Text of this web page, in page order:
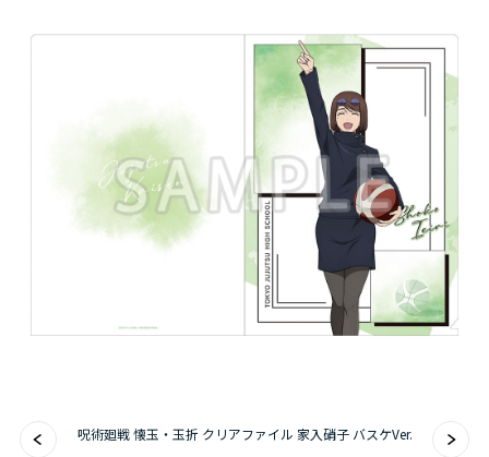
薬屋のひとりごと 夏の園遊会2026
名探偵コナン
アニメ『僕のヒーローアカデミア』10周年
ハイキュー!!ジャージ＆ユニフォーム
『ふつつかな悪女ではございますが ～雛宮蝶鼠と
呪術廻戦 懐玉・玉折 クリアファイル 家入硝子 バスケVer.